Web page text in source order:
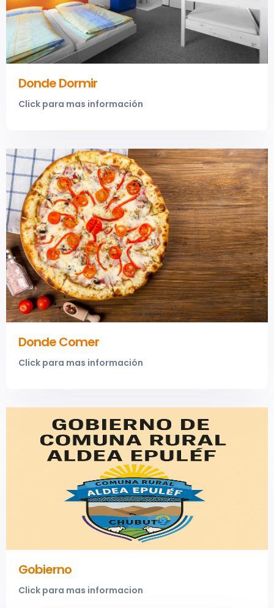
Donde Dormir
Click para mas información
Donde Comer
Click para mas información
Gobierno
Click para mas informacion